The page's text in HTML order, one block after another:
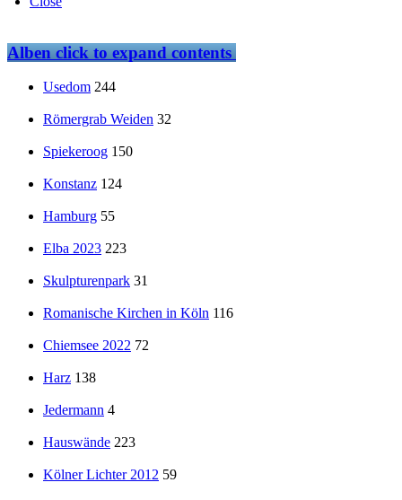
Albenclick to expand contents
Usedom 244
Römergrab Weiden 32
Spiekeroog 150
Konstanz 124
Hamburg 55
Elba 2023 223
Skulpturenpark 31
Romanische Kirchen in Köln 116
Chiemsee 2022 72
Harz 138
Jedermann 4
Hauswände 223
Kölner Lichter 2012 59